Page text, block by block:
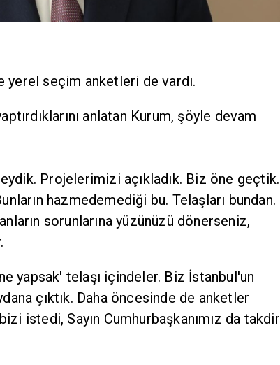
yerel seçim anketleri de vardı.
anlatan Kurum, şöyle devam
Projelerimizi açıkladık. Biz öne geçtik.
hazmedemediği bu. Telaşları bundan.
sorunlarına yüzünüzü dönerseniz,
yapsak' telaşı içindeler. Biz İstanbul'un
çıktık. Daha öncesinde de anketler
istedi, Sayın Cumhurbaşkanımız da takdir